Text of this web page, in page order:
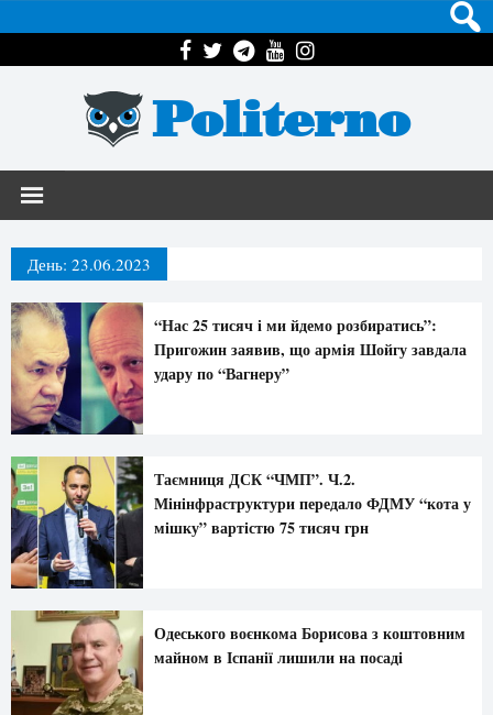
Politerno
День: 23.06.2023
“Нас 25 тисяч і ми йдемо розбиратись”:
Пригожин заявив, що армія Шойгу завдала
удару по “Вагнеру”
Таємниця ДСК “ЧМП”. Ч.2.
Мінінфраструктури передало ФДМУ “кота у
мішку” вартістю 75 тисяч грн
Одеського воєнкома Борисова з коштовним
майном в Іспанії лишили на посаді